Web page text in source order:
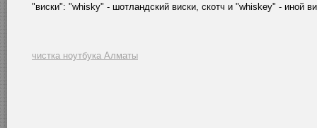
"виски": "whisky" - шотландский виски, скотч и "whiskey" - иной
чистка ноутбука Алматы